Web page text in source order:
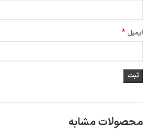
ایمیل *
محصولات مشابه